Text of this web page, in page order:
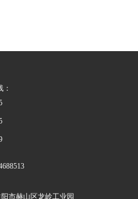
市赫山区龙岭工业园